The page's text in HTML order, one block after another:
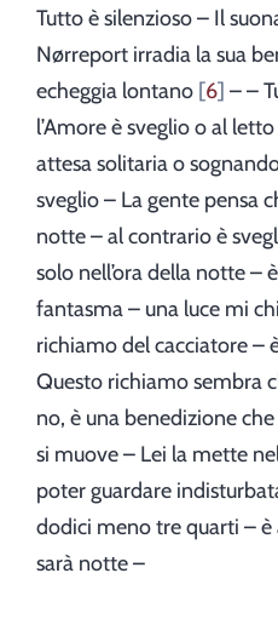
Tutto è silenzioso – Il
Nørreport irradia la sua
echeggia lontano 6 – –
l’Amore è sveglio o al
attesa solitaria o
sveglio – La gente pensa
notte – al contrario è
solo nell’ora della notte –
fantasma – una luce mi
richiamo del cacciatore –
Questo richiamo sembra
no, è una benedizione
si muove – Lei la mette
poter guardare
dodici meno tre quarti – è
sarà notte –